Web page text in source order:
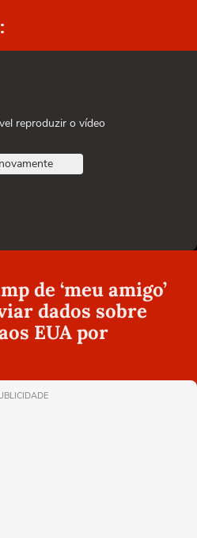
reproduzir o vídeo
de ‘meu amigo’
dados sobre
EUA por